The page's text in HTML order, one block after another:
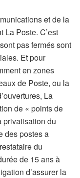
et de la
La Poste. C’est
pas fermés sont
Et pour
en zones
de Poste, ou la
La
de « points de
privatisation du
des postes a
du
de 15 ans à
d’assurer la